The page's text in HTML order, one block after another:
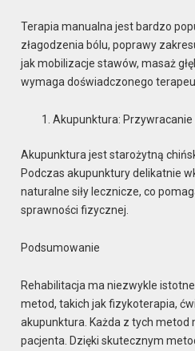
Terapia manualna jest bardzo
złagodzenia bólu, poprawy
jak mobilizacje stawów, masaż
wymaga doświadczonego
Akupunktura:
Akupunktura jest starożytną
Podczas akupunktury delikatnie
naturalne siły lecznicze, co
sprawności fizycznej.
Podsumowanie
Rehabilitacja ma niezwykle
metod, takich jak fizykoterapia,
akupunktura. Każda z tych metod
pacjenta. Dzięki skutecznym